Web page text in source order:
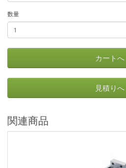
数量
カートへ
見積りへ
関連商品